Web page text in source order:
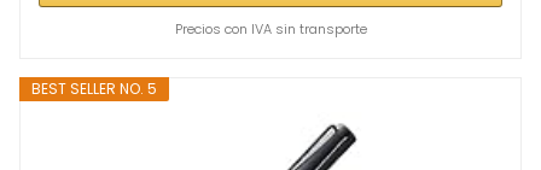
Precios con IVA sin transporte
BEST SELLER NO. 5